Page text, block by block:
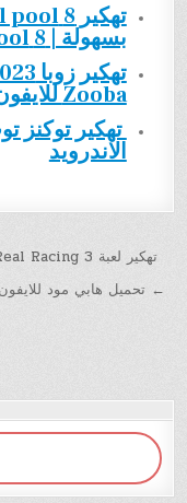
بسهولة | 8 ball pool مهكرة 2023
Zooba للايفون والاندرويد
الاندرويد
تهكير لعبة Real Racing 3 للايفون و الاندرويد الاف الموارد بالمجان →